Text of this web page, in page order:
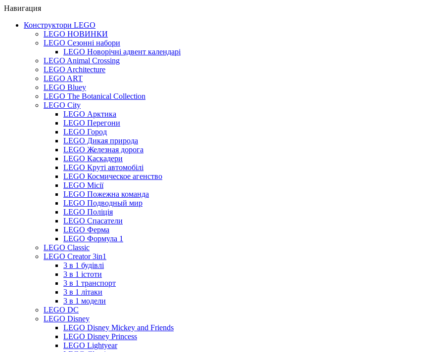
Навигация
Конструктори LEGO
LEGO НОВИНКИ
LEGO Сезонні набори
LEGO Новорічні адвент календарі
LEGO Animal Crossing
LEGO Architecture
LEGO ART
LEGO Bluey
LEGO The Botanical Collection
LEGO City
LEGO Арктика
LEGO Перегони
LEGO Город
LEGO Дикая природа
LEGO Железная дорога
LEGO Каскадери
LEGO Круті автомобілі
LEGO Космическое агенство
LEGO Місії
LEGO Пожежна команда
LEGO Подводный мир
LEGO Поліція
LEGO Спасатели
LEGO Ферма
LEGO Формула 1
LEGO Classic
LEGO Creator 3in1
3 в 1 будівлі
3 в 1 істоти
3 в 1 транспорт
3 в 1 літаки
3 в 1 модели
LEGO DC
LEGO Disney
LEGO Disney Mickey and Friends
LEGO Disney Princess
LEGO Lightyear